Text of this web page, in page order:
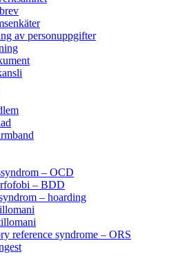
av personuppgifter
– OCD
– BDD
– hoarding
reference syndrome – ORS